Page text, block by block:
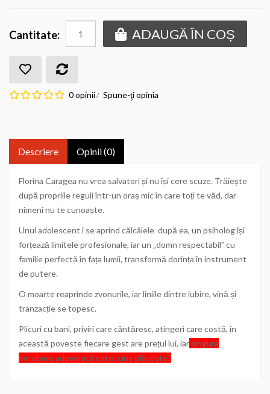
Cantitate: ADAUGĂ ÎN COȘ
0 opinii/ Spune-ţi opinia
Descriere Opinii (0)
Florina Caragea nu vrea salvatori și nu își cere scuze. Trăiește
după propriile reguli într-un oraș mic în care toți te văd, dar
nimeni nu te cunoaște.
Unui adolescent i se aprind călcâiele după ea, un psiholog își
forțează limitele profesionale, iar un „domn respectabil” cu
familie perfectă în fața lumii, transformă dorința în instrument
de putere.
O moarte reaprinde zvonurile, iar liniile dintre iubire, vină și
tranzacție se topesc.
Plicuri cu bani, priviri care cântăresc, atingeri care costă, în
această poveste fiecare gest are prețul lui, iar singura
întrebare adevărată este: cine plătește?